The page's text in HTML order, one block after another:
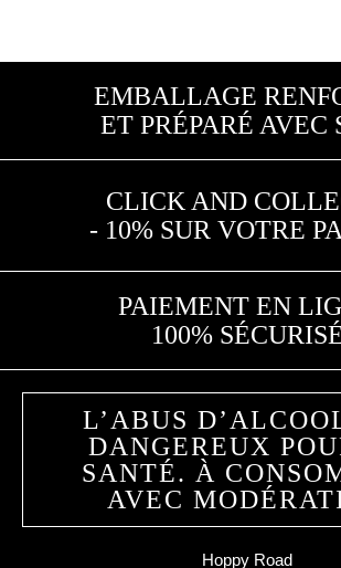
EMBALLAGE
ET PRÉPARÉ AVEC
CLICK AND
- 10% SUR VOTRE
PAIEMENT EN
100%
L’ABUS
DANGEREUX
SANTÉ. À
AVEC
Hoppy Road